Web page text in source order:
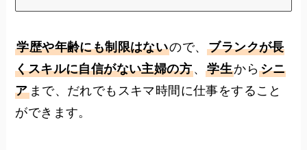
学歴や年齢にも制限はないので、ブランクが長
くスキルに自信がない主婦の方、学生からシニ
アまで、だれでもスキマ時間に仕事をすること
ができます。